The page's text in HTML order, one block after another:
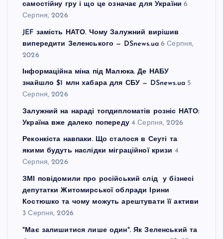
самостійну гру і що це означає для України 6
Серпня, 2026
JEF замість НАТО. Чому Залужний вирішив
випередити Зеленського — DSnews.ua 6 Серпня,
2026
Інформаційна міна під Малюка. Де НАБУ
знайшло $1 млн хабара для СБУ — DSnews.ua 5
Серпня, 2026
Залужний на нараді топдипломатів розніс НАТО:
Україна вже далеко попереду 4 Серпня, 2026
Реконкіста навпаки. Що сталося в Сеуті та
якими будуть наслідки міграційної кризи 4
Серпня, 2026
ЗМІ повідомили про російський слід у бізнесі
депутатки Житомирської облради Ірини
Костюшко та чому можуть арештувати її активи
3 Серпня, 2026
"Має залишитися лише один". Як Зеленський та